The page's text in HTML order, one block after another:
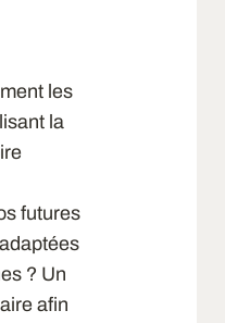
les
la
futures
? Un
afin